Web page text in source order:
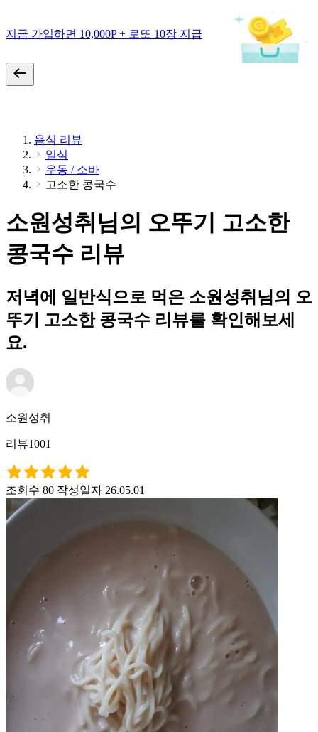
지금 가입하면 10,000P + 로또 10장 지급
음식 리뷰
일식
우동 / 소바
고소한 콩국수
소원성취님의 오뚜기 고소한
콩국수 리뷰
저녁에 일반식으로 먹은 소원성취님의 오
뚜기 고소한 콩국수 리뷰를 확인해보세
요.
소원성취
리뷰1001
조회수 80 작성일자 26.05.01